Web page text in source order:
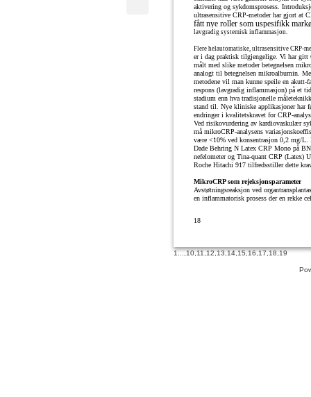
aktivering og sykdomsprosess.
ultrasensitive CRP-metoder har gjort at
fått nye roller som uspesifikk
lavgradig systemisk inflammasjon.
Flere helautomatiske, ultrasensitive CRP-
er i dag praktisk tilgjengelige. Vi har gitt
målt med slike metoder betegnelsen
analogt til betegnelsen mikroalbumin.
metodene vil man kunne speile en akutt-
respons (lavgradig inflammasjon) på et
stadium enn hva tradisjonelle
stand til. Nye kliniske applikasjoner har
endringer i kvalitetskravet for CRP-
Ved risikovurdering av kardiovaskulær
må mikroCRP-analysens
være <10% ved konsentrasjon 0,2 mg/L.
Dade Behring N Latex CRP Mono på
nefelometer og Tina-quant CRP (Latex)
Roche Hitachi 917 tilfredsstiller dette
MikroCRP som rejeksjonsparameter
Avstøtningsreaksjon ved
en inflammatorisk prosess der en rekke
18
1...,10,11,12,13,14,15,16,17,18,19